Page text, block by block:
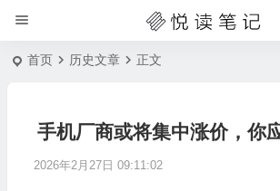
首页 历史文章 正文
手机厂商或将集中涨价，你
2026年2月27日 09:11:02